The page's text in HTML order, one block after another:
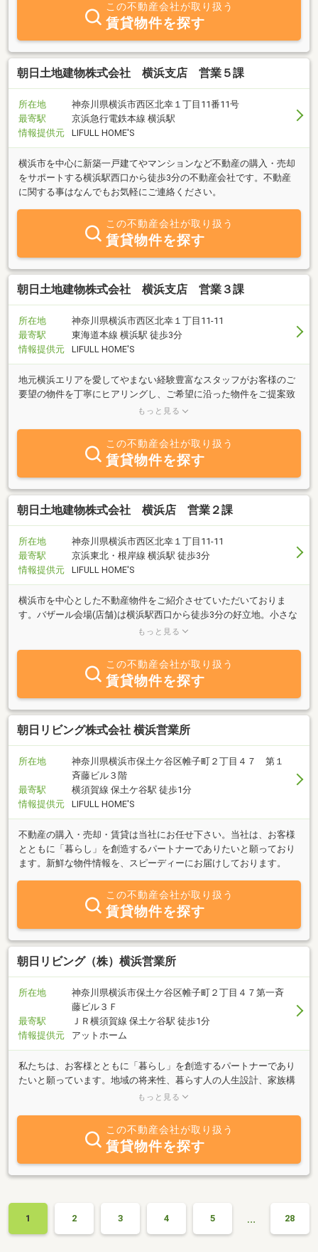
この不動産会社が取り扱う
賃貸物件を探す
朝日土地建物株式会社 横浜支店 営業５課
所在地
神奈川県横浜市西区北幸１丁目11番11号
最寄駅
京浜急行電鉄本線 横浜駅
情報提供元
LIFULL HOME'S
横浜市を中心に新築一戸建てやマンションなど不動産の購入・売却
をサポートする横浜駅西口から徒歩3分の不動産会社です。不動産
に関する事はなんでもお気軽にご連絡ください。
この不動産会社が取り扱う
賃貸物件を探す
朝日土地建物株式会社 横浜支店 営業３課
所在地
神奈川県横浜市西区北幸１丁目11-11
最寄駅
東海道本線 横浜駅 徒歩3分
情報提供元
LIFULL HOME'S
地元横浜エリアを愛してやまない経験豊富なスタッフがお客様のご
要望の物件を丁寧にヒアリングし、ご希望に沿った物件をご提案致
します。また、ご購入だけでなく、売却や物件査定のご相談もお気
もっと見る
この不動産会社が取り扱う
賃貸物件を探す
朝日土地建物株式会社 横浜店 営業２課
所在地
神奈川県横浜市西区北幸１丁目11-11
最寄駅
京浜東北・根岸線 横浜駅 徒歩3分
情報提供元
LIFULL HOME'S
横浜市を中心とした不動産物件をご紹介させていただいておりま
す。バザール会場(店舗)は横浜駅西口から徒歩3分の好立地。小さな
お子様がいらっしゃるお客様に使用いただけるキッズルームもご用
もっと見る
この不動産会社が取り扱う
賃貸物件を探す
朝日リビング株式会社 横浜営業所
所在地
神奈川県横浜市保土ケ谷区帷子町２丁目４７ 第１
斉藤ビル３階
最寄駅
横須賀線 保土ケ谷駅 徒歩1分
情報提供元
LIFULL HOME'S
不動産の購入・売却・賃貸は当社にお任せ下さい。当社は、お客様
とともに「暮らし」を創造するパートナーでありたいと願っており
ます。新鮮な物件情報を、スピーディーにお届けしております。
この不動産会社が取り扱う
賃貸物件を探す
朝日リビング（株）横浜営業所
所在地
神奈川県横浜市保土ケ谷区帷子町２丁目４７第一斉
藤ビル３Ｆ
最寄駅
ＪＲ横須賀線 保土ケ谷駅 徒歩1分
情報提供元
アットホーム
私たちは、お客様とともに「暮らし」を創造するパートナーであり
たいと願っています。地域の将来性、暮らす人の人生設計、家族構
成、また、激増する経済や不動産の動向、住民の利便性、機能性、
サルティング、さらには、お客様のニーズに即応した適切な仲介業
務など、多彩な業務を実施しております。横浜市内の「神奈川区」
「中区」「西区」「保土ヶ谷区」「南区」「旭区」で、不動産の売
却・購入・資産運用等お考えなら、「豊富な経験」と「実績」を誇
る朝日リビングに、ぜひ、お気軽にご相談ください。
もっと見る
この不動産会社が取り扱う
賃貸物件を探す
1 2 3 4 5 … 28